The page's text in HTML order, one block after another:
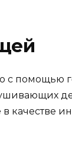
с помощью
качестве